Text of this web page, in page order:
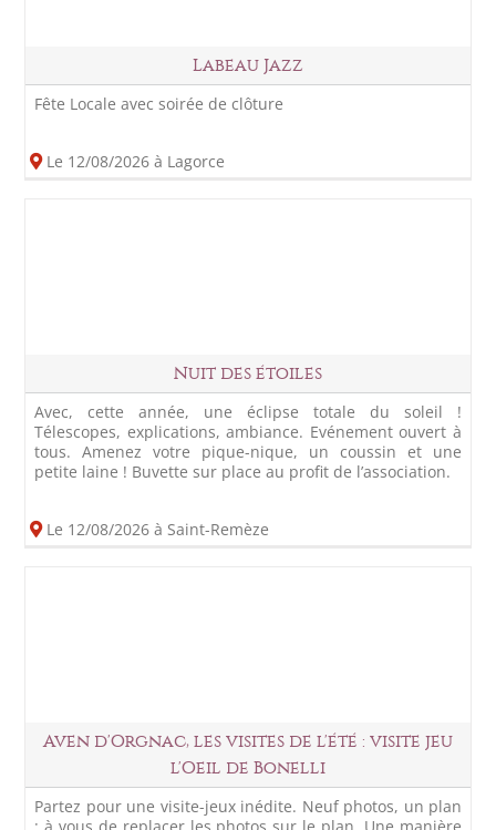
Labeau Jazz
Fête Locale avec soirée de clôture
Le 12/08/2026 à Lagorce
Nuit des étoiles
Avec, cette année, une éclipse totale du soleil !
Télescopes, explications, ambiance. Evénement ouvert à
tous. Amenez votre pique-nique, un coussin et une
petite laine ! Buvette sur place au profit de l’association.
Le 12/08/2026 à Saint-Remèze
Aven d'Orgnac, les visites de l'été : visite jeu
l'Oeil de Bonelli
Partez pour une visite-jeux inédite. Neuf photos, un plan